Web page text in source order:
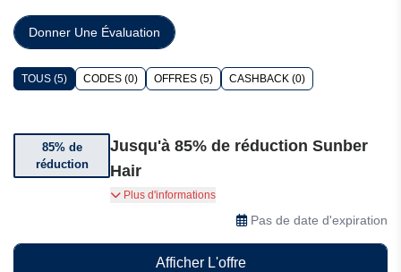
Donner Une Évaluation
TOUS (5) CODES (0) OFFRES (5) CASHBACK (0)
85% de
réduction
Jusqu'à 85% de réduction Sunber
Hair
Économisez jusqu'à 85% sur YUPLAY
Plus d'informations
Pas de date d'expiration
Afficher L'offre